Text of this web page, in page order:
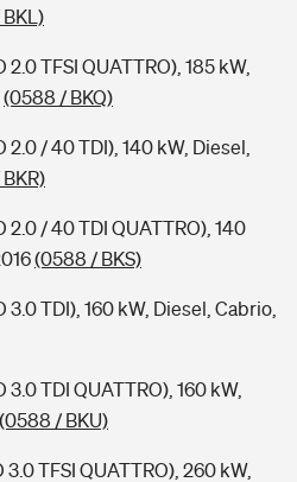
TFSI QUATTRO), 185 kW,
(0588 / BKQ)
2.0 / 40 TDI), 140 kW, Diesel,
2.0 / 40 TDI QUATTRO), 140
(0588 / BKS)
3.0 TDI), 160 kW, Diesel, Cabrio,
TDI QUATTRO), 160 kW,
(0588 / BKU)
TFSI QUATTRO), 260 kW,